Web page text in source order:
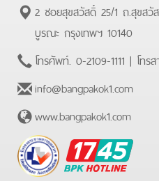
2 ซอยสุขสวัสดิ์ 25/1 ถ.สุขสวั
บูรณะ กรุงเทพฯ 10140
โทรศัพท์. 0-2109-1111 | โทรส
info@bangpakok1.com
www.bangpakok1.com
BPK
Hotline